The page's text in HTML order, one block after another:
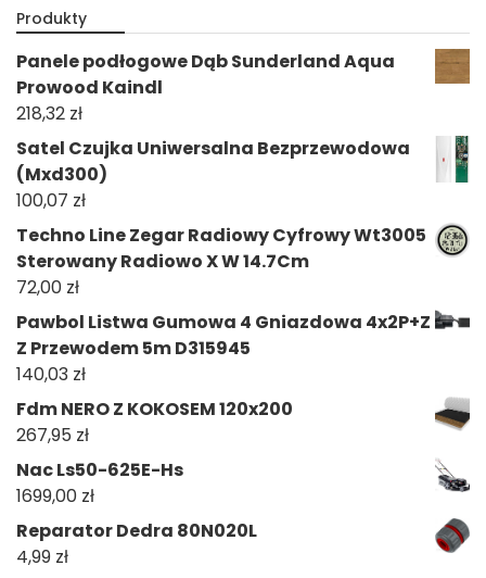
Produkty
Panele podłogowe Dąb Sunderland Aqua
Prowood Kaindl
218,32 zł
Satel Czujka Uniwersalna Bezprzewodowa
(Mxd300)
100,07 zł
Techno Line Zegar Radiowy Cyfrowy Wt3005
Sterowany Radiowo X W 14.7Cm
72,00 zł
Pawbol Listwa Gumowa 4 Gniazdowa 4x2P+Z
Z Przewodem 5m D315945
140,03 zł
Fdm NERO Z KOKOSEM 120x200
267,95 zł
Nac Ls50-625E-Hs
1699,00 zł
Reparator Dedra 80N020L
4,99 zł